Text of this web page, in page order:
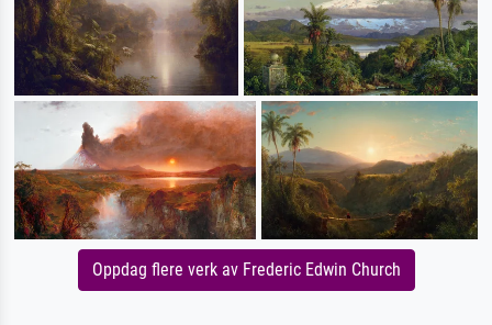
Oppdag flere verk av Frederic Edwin Church